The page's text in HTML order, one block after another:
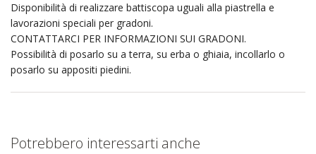
Disponibilità di realizzare battiscopa uguali alla piastrella e
lavorazioni speciali per gradoni.
CONTATTARCI PER INFORMAZIONI SUI GRADONI.
Possibilità di posarlo su a terra, su erba o ghiaia, incollarlo o
posarlo su appositi piedini.
Potrebbero interessarti anche